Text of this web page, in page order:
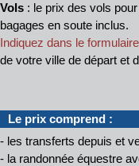
Vols : le prix des vols
bagages en soute inclus.
Indiquez dans le
de votre ville de départ et
Le prix comprend :
- les transferts depuis et
- la randonnée équestre